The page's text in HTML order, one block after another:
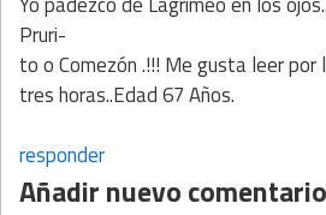
Pruri-
to o Comezón .!!! Me gusta leer por
tres horas..Edad 67 Años.
responder
Añadir nuevo comentario